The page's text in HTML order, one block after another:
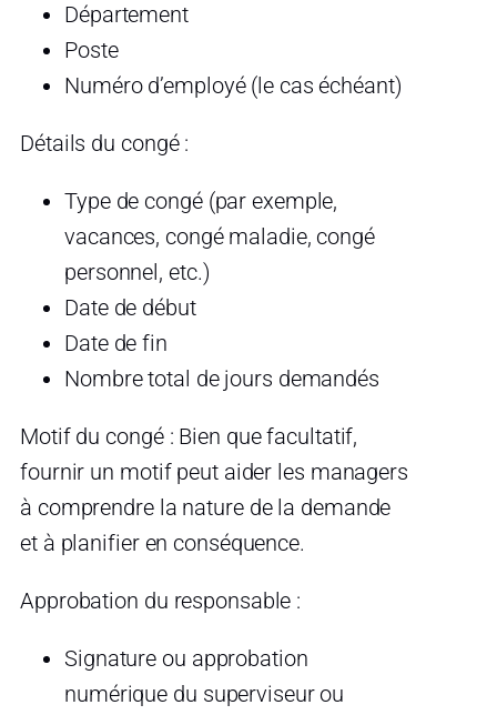
Département
Poste
Numéro d’employé (le cas échéant)
Détails du congé :
Type de congé (par exemple,
vacances, congé maladie, congé
personnel, etc.)
Date de début
Date de fin
Nombre total de jours demandés
Motif du congé : Bien que facultatif,
fournir un motif peut aider les managers
à comprendre la nature de la demande
et à planifier en conséquence.
Approbation du responsable :
Signature ou approbation
numérique du superviseur ou